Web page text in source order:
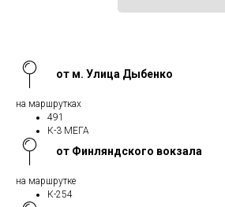
от м. Улица Дыбенко
на маршрутках
491
К-3 МЕГА
от Финляндского вокзала
на маршрутке
К-254